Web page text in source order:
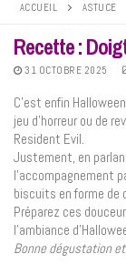
Rechercher :
ACCUEIL ASTUCE
Recette :
31 OCTOBRE 2025
C’est enfin
jeu d’horreur ou de
Resident Evil.
Justement, en
l’accompagnement
biscuits en forme de
Préparez ces
l’ambiance
Bonne dégustation